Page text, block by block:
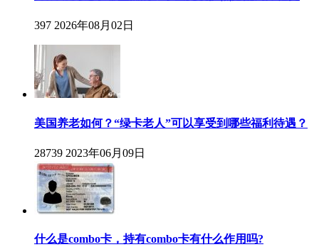
397 2026年08月02日
美国养老如何？“绿卡老人”可以享受到哪些福利待遇？
28739 2023年06月09日
什么是combo卡，持有combo卡有什么作用吗?